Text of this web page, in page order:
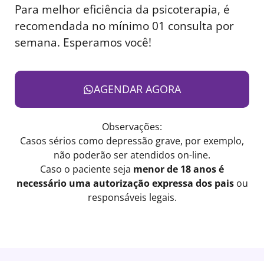
Para melhor eficiência da psicoterapia, é
recomendada no mínimo 01 consulta por
semana. Esperamos você!
AGENDAR AGORA
Observações:
Casos sérios como depressão grave, por exemplo,
não poderão ser atendidos on-line.
Caso o paciente seja menor de 18 anos é
necessário uma autorização expressa dos paisou
responsáveis legais.